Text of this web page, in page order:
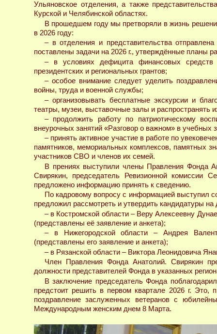
Ульяновское отделения, а также
Курской и Челябинской областях.
В прошедшем году мы претворяли в жизнь
в 2026 году:
– в отделения и представительства
поставлены задачи на 2026 г., утверждённые планы
– в условиях дефицита финансовых средств
президентских и региональных грантов;
– особое внимание следует уделить
войны, труда и военной службы;
– организовывать бесплатные экскурсии и
театры, музеи, выставочные залы и распространять
– продолжить работу по патриотическому
внеурочных занятий «Разговор о важном» в
– принять активное участие в работе по
памятников, мемориальных комплексов, памятных
участников СВО и членов их семей.
В прениях выступили члены Правления Фонда
Свирякин, председатель Ревизионной комиссии
предложено информацию принять к сведению.
По кадровому вопросу с информацией выступил
предложил рассмотреть и утвердить кандидатуры
– в Костромской области – Веру Алексеевну
(представлены её заявление и анкета);
– в Нижегородской области – Андрея
(представлены его заявление и анкета);
– в Рязанской области – Виктора Леонидовича
Член Правления Фонда Анатолий. Свирякин
должности представителей Фонда в указанных
В заключение председатель Фонда
предстоит решить в первом квартале 2026 г.
поздравление заслуженных ветеранов с
Международным женским днем 8 Марта.